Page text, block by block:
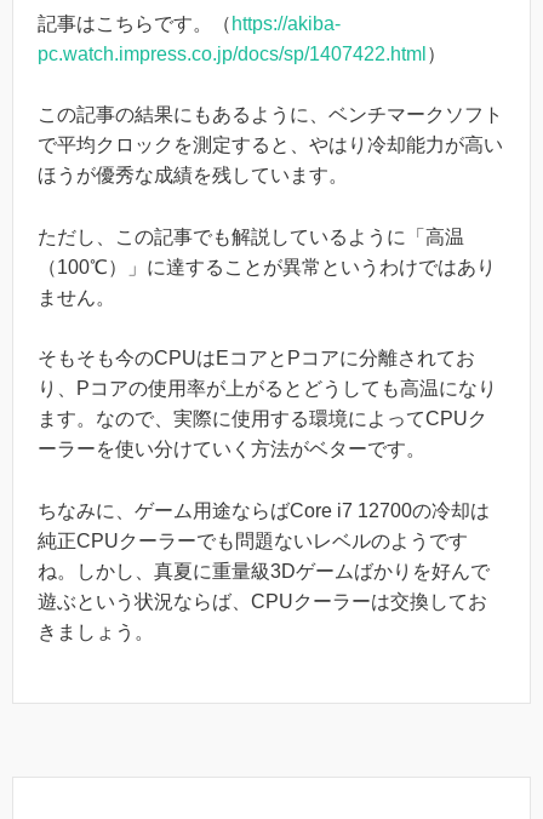
記事はこちらです。（ https://akiba-
pc.watch.impress.co.jp/docs/sp/1407422.html ）
この記事の結果にもあるように、ベンチマークソフト
で平均クロックを測定すると、やはり冷却能力が高い
ほうが優秀な成績を残しています。
ただし、この記事でも解説しているように「高温
（100℃）」に達することが異常というわけではあり
ません。
そもそも今のCPUはEコアとPコアに分離されてお
り、Pコアの使用率が上がるとどうしても高温になり
ます。なので、実際に使用する環境によってCPUク
ーラーを使い分けていく方法がベターです。
ちなみに、ゲーム用途ならばCore i7 12700の冷却は
純正CPUクーラーでも問題ないレベルのようです
ね。しかし、真夏に重量級3Dゲームばかりを好んで
遊ぶという状況ならば、CPUクーラーは交換してお
きましょう。